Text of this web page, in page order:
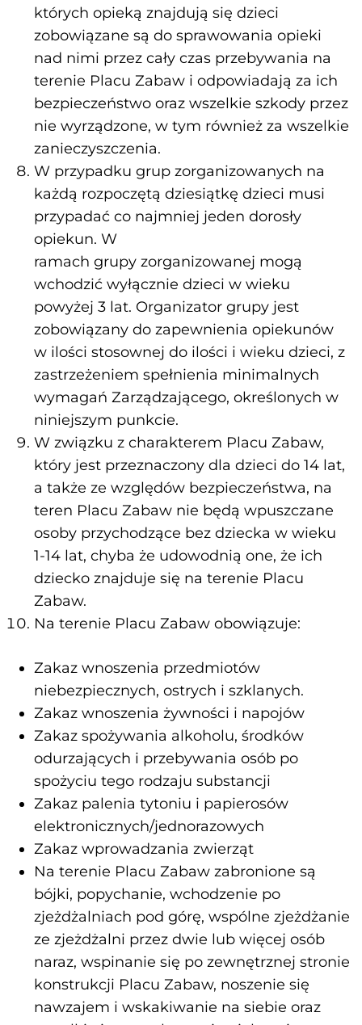
których opieką znajdują się dzieci
zobowiązane są do sprawowania opieki
nad nimi przez cały czas przebywania na
terenie Placu Zabaw i odpowiadają za ich
bezpieczeństwo oraz wszelkie szkody przez
nie wyrządzone, w tym również za wszelkie
zanieczyszczenia.
W przypadku grup zorganizowanych na
każdą rozpoczętą dziesiątkę dzieci musi
przypadać co najmniej jeden dorosły
opiekun. W
ramach grupy zorganizowanej mogą
wchodzić wyłącznie dzieci w wieku
powyżej 3 lat. Organizator grupy jest
zobowiązany do zapewnienia opiekunów
w ilości stosownej do ilości i wieku dzieci, z
zastrzeżeniem spełnienia minimalnych
wymagań Zarządzającego, określonych w
niniejszym punkcie.
W związku z charakterem Placu Zabaw,
który jest przeznaczony dla dzieci do 14 lat,
a także ze względów bezpieczeństwa, na
teren Placu Zabaw nie będą wpuszczane
osoby przychodzące bez dziecka w wieku
1-14 lat, chyba że udowodnią one, że ich
dziecko znajduje się na terenie Placu
Zabaw.
Na terenie Placu Zabaw obowiązuje:
Zakaz wnoszenia przedmiotów
niebezpiecznych, ostrych i szklanych.
Zakaz wnoszenia żywności i napojów
Zakaz spożywania alkoholu, środków
odurzających i przebywania osób po
spożyciu tego rodzaju substancji
Zakaz palenia tytoniu i papierosów
elektronicznych/jednorazowych
Zakaz wprowadzania zwierząt
Na terenie Placu Zabaw zabronione są
bójki, popychanie, wchodzenie po
zjeżdżalniach pod górę, wspólne zjeżdżanie
ze zjeżdżalni przez dwie lub więcej osób
naraz, wspinanie się po zewnętrznej stronie
konstrukcji Placu Zabaw, noszenie się
nawzajem i wskakiwanie na siebie oraz